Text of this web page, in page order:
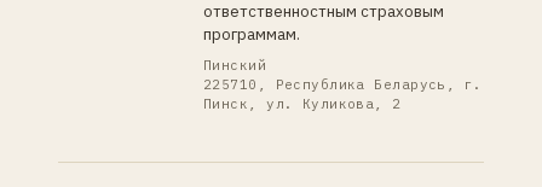
ответственностным страховым
программам.
Пинский
225710, Республика Беларусь, г.
Пинск, ул. Куликова, 2